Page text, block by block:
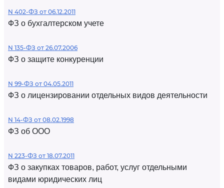
N 402-ФЗ от 06.12.2011
ФЗ о бухгалтерском учете
N 135-ФЗ от 26.07.2006
ФЗ о защите конкуренции
N 99-ФЗ от 04.05.2011
ФЗ о лицензировании отдельных видов деятельности
N 14-ФЗ от 08.02.1998
ФЗ об ООО
N 223-ФЗ от 18.07.2011
ФЗ о закупках товаров, работ, услуг отдельными
видами юридических лиц